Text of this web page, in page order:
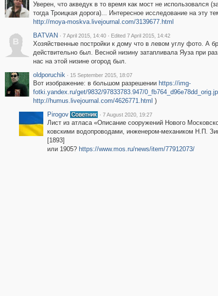
Уверен, что акведук в то время как мост не использовался
тогда Троицкая дорога)... Интересное исследование на эту
http://moya-moskva.livejournal.com/3139677.html
B
BATVAN · 7 April 2015, 14:40 · Edited 7 April 2015, 14:42
Хозяйственные постройки к дому что в левом углу фото. А
действительно был. Весной низину затапливала Яуза при
нас на этой низине огород был.
oldporuchik · 15 September 2015, 18:07
Вот изображение: в большом разрешении https://img-
fotki.yandex.ru/get/9832/97833783.947/
http://humus.livejournal.com/4626771.html )
Pirogov
· 7 August 2020, 19:27
Лис­т из атла­са «О­пи­са­ние со­о­ру­же­ний Но­во­го
ко­вски­ми во­доп­ро­во­да­ми, инже­не­ром-ме­ха­ни­ком Н.П.
[1893]
или 1905? https://www.mos.ru/news/item/77912073/